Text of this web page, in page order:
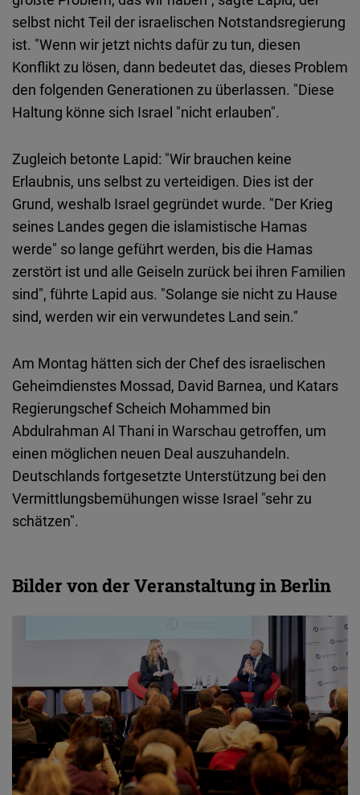
selbst nicht Teil der israelischen Notstandsregierung
ist. "Wenn wir jetzt nichts dafür zu tun, diesen
Konflikt zu lösen, dann bedeutet das, dieses Problem
den folgenden Generationen zu überlassen. "Diese
Haltung könne sich Israel "nicht erlauben".
Zugleich betonte Lapid: "Wir brauchen keine
Erlaubnis, uns selbst zu verteidigen. Dies ist der
Grund, weshalb Israel gegründet wurde. "Der Krieg
seines Landes gegen die islamistische Hamas
werde" so lange geführt werden, bis die Hamas
zerstört ist und alle Geiseln zurück bei ihren Familien
sind", führte Lapid aus. "Solange sie nicht zu Hause
sind, werden wir ein verwundetes Land sein."
Am Montag hätten sich der Chef des israelischen
Geheimdienstes Mossad, David Barnea, und Katars
Regierungschef Scheich Mohammed bin
Abdulrahman Al Thani in Warschau getroffen, um
einen möglichen neuen Deal auszuhandeln.
Deutschlands fortgesetzte Unterstützung bei den
Vermittlungsbemühungen wisse Israel "sehr zu
schätzen".
Bilder von der Veranstaltung in Berlin